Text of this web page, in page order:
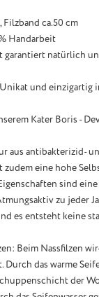
Filzband ca.50 cm
Handarbeit
garantiert natürlich
und einzigartig
Kater Boris -
aus antibakterizid-
zudem eine hohe
sind
zu jeder
es entsteht keine
Beim Nassfilzen
Durch das warme
der